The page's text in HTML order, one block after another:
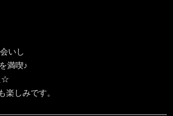
いし
満喫♪
☆
楽しみです。